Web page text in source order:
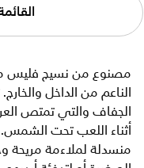
مصنوع من نسيج فليس
الجفاف والتي تمتص
أثناء اللعب تحت
منسدلة لملاءمة مريحة